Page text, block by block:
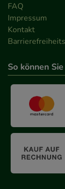
FAQ
Impressum
Kontakt
So können